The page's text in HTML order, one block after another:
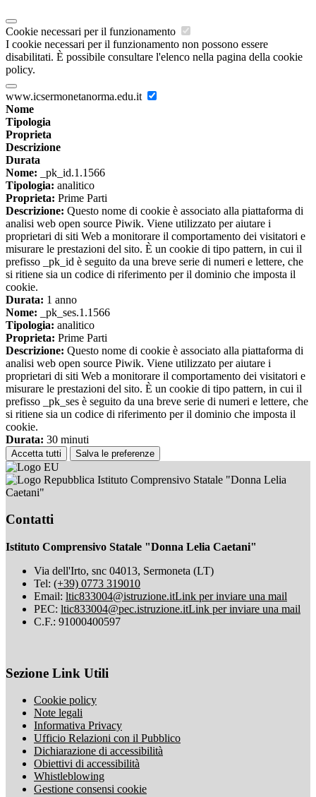
Cookie necessari per il funzionamento
I cookie necessari per il funzionamento non possono essere
disabilitati. È possibile consultare l'elenco nella pagina della cookie
policy.
www.icsermonetanorma.edu.it
Nome
Tipologia
Proprieta
Descrizione
Durata
Nome: _pk_id.1.1566
Tipologia: analitico
Proprieta: Prime Parti
Descrizione: Questo nome di cookie è associato alla piattaforma di
analisi web open source Piwik. Viene utilizzato per aiutare i
proprietari di siti Web a monitorare il comportamento dei visitatori e
misurare le prestazioni del sito. È un cookie di tipo pattern, in cui il
prefisso _pk_id è seguito da una breve serie di numeri e lettere, che
si ritiene sia un codice di riferimento per il dominio che imposta il
cookie.
Durata: 1 anno
Nome: _pk_ses.1.1566
Tipologia: analitico
Proprieta: Prime Parti
Descrizione: Questo nome di cookie è associato alla piattaforma di
analisi web open source Piwik. Viene utilizzato per aiutare i
proprietari di siti Web a monitorare il comportamento dei visitatori e
misurare le prestazioni del sito. È un cookie di tipo pattern, in cui il
prefisso _pk_ses è seguito da una breve serie di numeri e lettere, che
si ritiene sia un codice di riferimento per il dominio che imposta il
cookie.
Durata: 30 minuti
Accetta tutti Salva le preferenze
Istituto Comprensivo Statale "Donna Lelia
Caetani"
Contatti
Istituto Comprensivo Statale "Donna Lelia Caetani"
Via dell'Irto, snc 04013, Sermoneta (LT)
Tel: (+39) 0773 319010
Email: ltic833004@istruzione.itLink per inviare una mail
PEC: ltic833004@pec.istruzione.itLink per inviare una mail
C.F.: 91000400597
Sezione Link Utili
Cookie policy
Note legali
Informativa Privacy
Ufficio Relazioni con il Pubblico
Dichiarazione di accessibilità
Obiettivi di accessibilità
Whistleblowing
Gestione consensi cookie